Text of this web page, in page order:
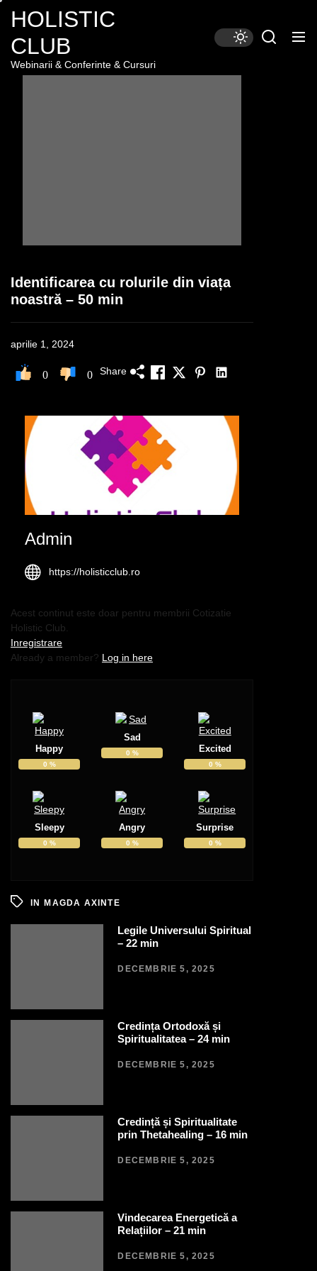
the
content
HOLISTIC
CLUB
Webinarii & Conferinte & Cursuri
Identificarea cu rolurile din viața
noastră – 50 min
aprilie 1, 2024
0 0 Share
Admin
https://holisticclub.ro
Acest continut este doar pentru membrii Cotizatie
Holistic Club.
Inregistrare
Already a member? Log in here
Happy
0 %
Sad
0 % Excited
0 %
Sleepy
0 %
Angry
0 %
Surprise
0 %
IN MAGDA AXINTE
Legile Universului Spiritual
– 22 min
DECEMBRIE 5, 2025
Credința Ortodoxă și
Spiritualitatea – 24 min
DECEMBRIE 5, 2025
Credință și Spiritualitate
prin Thetahealing – 16 min
DECEMBRIE 5, 2025
Vindecarea Energetică a
Relațiilor – 21 min
DECEMBRIE 5, 2025